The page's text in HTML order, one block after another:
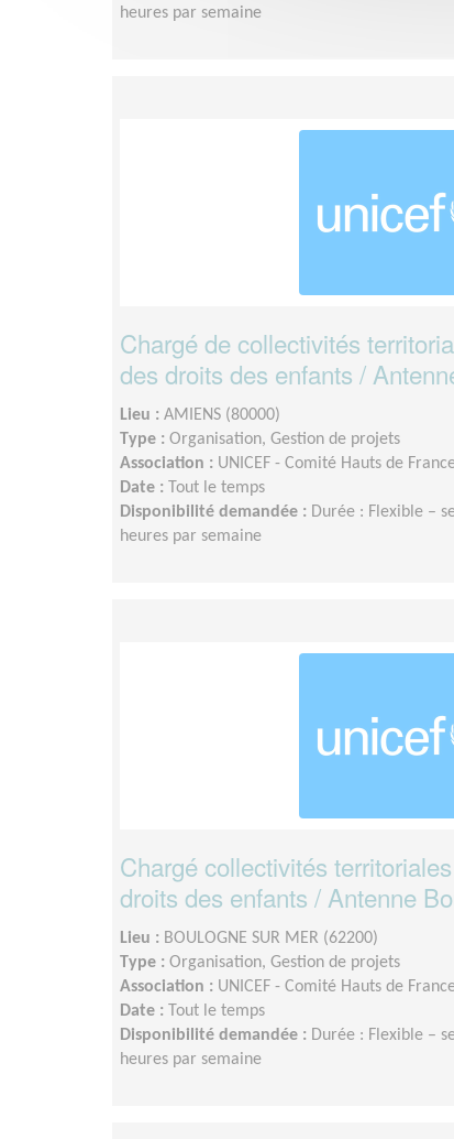
heures par semaine
Chargé de collectivités
des droits des enfants /
Lieu : AMIENS (80000)
Type : Organisation, Gestion de projets
Association : UNICEF - Comité Hauts de
Date :
Tout le temps
Disponibilité demandée : Durée : Flexible –
heures par semaine
Chargé collectivités
droits des enfants / Antenne
Lieu : BOULOGNE SUR MER (62200)
Type : Organisation, Gestion de projets
Association : UNICEF - Comité Hauts de
Date :
Tout le temps
Disponibilité demandée : Durée : Flexible –
heures par semaine